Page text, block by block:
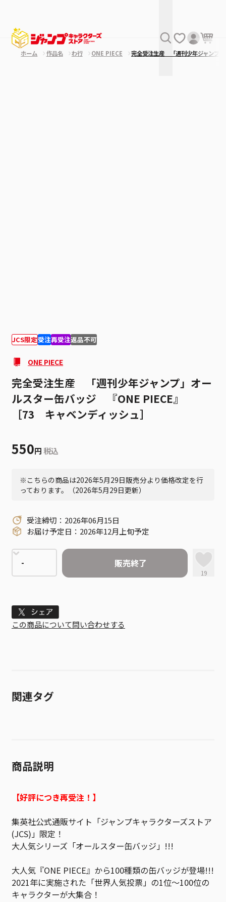
ホーム 作品名 わ行 ONE PIECE 完全受注生産 「週刊少年ジャンプ
JCS限定受注再受注返品不可
ONE PIECE
完全受注生産 「週刊少年ジャンプ」オー
ルスター缶バッジ 『ONE PIECE』
［73 キャベンディッシュ］
550円 税込
※こちらの商品は2026年5月29日販売分より価格改定を行
っております。（2026年5月29日更新）
受注締切：2026年06月15日
お届け予定日：2026年12月上旬予定
販売終了
19
Tweet
この商品について問い合わせする
関連タグ
商品説明
【好評につき再受注！】
集英社公式通販サイト「ジャンプキャラクターズストア
(JCS)」限定！
大人気シリーズ「オールスター缶バッジ」!!!
大人気『ONE PIECE』から100種類の缶バッジが登場!!!
2021年に実施された「世界人気投票」の1位～100位の
キャラクターが大集合！